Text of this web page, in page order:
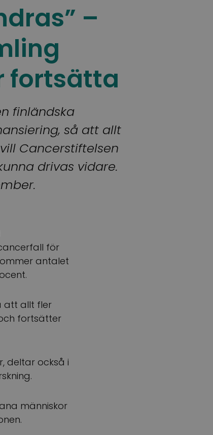
–
fortsätta
finländska
så att allt
Cancerstiftelsen
drivas vidare.
för
antalet
att allt fler
fortsätter
deltar också i
människor